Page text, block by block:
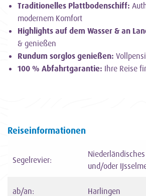
Traditionelles Plattbodenschiff:
modernem Komfort
Highlights auf dem Wasser & an
& genießen
Rundum sorglos genießen:
100 % Abfahrtgarantie: Ihre Reise
Reiseinformationen
Segelrevier:
und/oder
ab/an: Harlingen